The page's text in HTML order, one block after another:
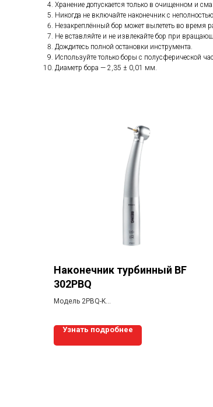
Хранение допускается только в очищенном и
Никогда не включайте наконечник с
Незакреплённый бор может вылететь во время
Не вставляйте и не извлекайте бор при
Дождитесь полной остановки инструмента.
Используйте только боры с полусферической
Диаметр бора — 2,35 ± 0,01 мм.
Наконечник турбинный BF
302PBQ
Модель 2РBQ-K
кнопочной фиксацией бора и трёхточечным
распылителем охлаждающего спрея.
Узнать подробнее